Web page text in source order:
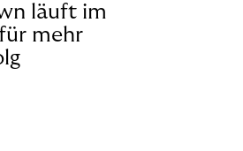
läuft im
mehr